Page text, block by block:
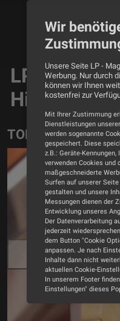
LP -
Hifi und
TOP THEMEN
Zurück
Wir
Unsere Seite LP -
Werbung. Nur durch
können wir Ihnen
kostenfrei zur
Mit Ihrer Zustimmung
Dienstleistungen
werden sogenannte
gespeichert. Diese
z.B.: Geräte-
verwenden Cookies und
maßgeschneiderte
Surfen auf unserer
gestalten und unsere
Messungen dienen der
Entwicklung unseres
Der Datenverarbeitung
jederzeit
dem Button "Cookie
anpassen. Je nach
Inhalte dann nicht
aktuellen Cookie-
In unserem Footer
Einstellungen" dieses
Alle